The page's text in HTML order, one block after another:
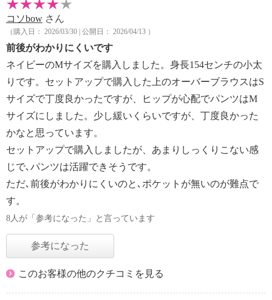
コソbow さん
（購入日： 2026/03/30 | 公開日： 2026/04/13 ）
前後がわかりにくいです
ネイビーのMサイズを購入しました。身長154センチの小太
りです。セットアップで購入した上のオーバーブラウスはS
サイズで丁度良かったですが、ヒップが心配でパンツはM
サイズにしました。少し緩いくらいですが、丁度良かった
かなと思っています。
セットアップで購入しましたが、あまりしっくりこない感
じで､パンツは活躍できそうです。
ただ､前後がわかりにくいのと､ポケットが無いのが難点で
す。
8人が「参考になった」と言っています
参考になった
このお客様の他のクチコミを見る